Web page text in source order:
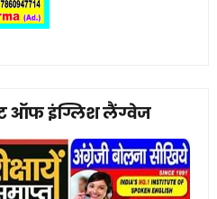
ऑफ इंग्लिश लैंग्वेज